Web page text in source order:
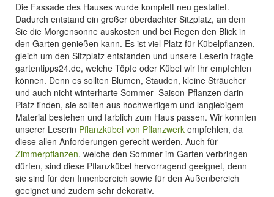
Die Fassade des Hauses wurde komplett neu gestaltet.
Dadurch entstand ein großer überdachter Sitzplatz, an dem
Sie die Morgensonne auskosten und bei Regen den Blick in
den Garten genießen kann. Es ist viel Platz für Kübelpflanzen,
gleich um den Sitzplatz entstanden und unsere Leserin fragte
gartentipps24.de, welche Töpfe oder Kübel wir Ihr empfehlen
können. Denn es sollten Blumen, Stauden, kleine Sträucher
und auch nicht winterharte Sommer- Saison-Pflanzen darin
Platz finden, sie sollten aus hochwertigem und langlebigem
Material bestehen und farblich zum Haus passen. Wir konnten
unserer Leserin Pflanzkübel von Pflanzwerk empfehlen, da
diese allen Anforderungen gerecht werden. Auch für
Zimmerpflanzen, welche den Sommer im Garten verbringen
dürfen, sind diese Pflanzkübel hervorragend geeignet, denn
sie sind für den Innenbereich sowie für den Außenbereich
geeignet und zudem sehr dekorativ.